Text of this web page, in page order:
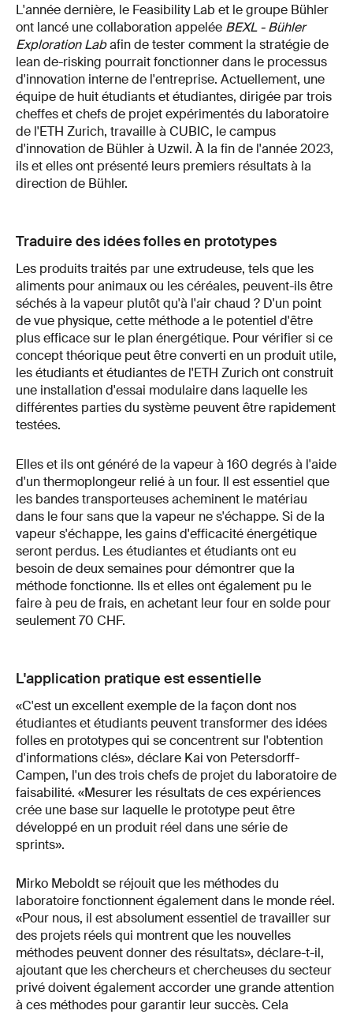
L'année dernière, le Feasibility Lab et le groupe Bühler
ont lancé une collaboration appelée BEXL - Bühler
Exploration Labafin de tester comment la stratégie de
lean de-risking pourrait fonctionner dans le processus
d'innovation interne de l'entreprise. Actuellement, une
équipe de huit étudiants et étudiantes, dirigée par trois
cheffes et chefs de projet expérimentés du laboratoire
de l'ETH Zurich, travaille à CUBIC, le campus
d'innovation de Bühler à Uzwil. À la fin de l'année 2023,
ils et elles ont présenté leurs premiers résultats à la
direction de Bühler.
Traduire des idées folles en prototypes
Les produits traités par une extrudeuse, tels que les
aliments pour animaux ou les céréales, peuvent-ils être
séchés à la vapeur plutôt qu'à l'air chaud ? D'un point
de vue physique, cette méthode a le potentiel d'être
plus efficace sur le plan énergétique. Pour vérifier si ce
concept théorique peut être converti en un produit utile,
les étudiants et étudiantes de l'ETH Zurich ont construit
une installation d'essai modulaire dans laquelle les
différentes parties du système peuvent être rapidement
testées.
Elles et ils ont généré de la vapeur à 160 degrés à l'aide
d'un thermoplongeur relié à un four. Il est essentiel que
les bandes transporteuses acheminent le matériau
dans le four sans que la vapeur ne s'échappe. Si de la
vapeur s'échappe, les gains d'efficacité énergétique
seront perdus. Les étudiantes et étudiants ont eu
besoin de deux semaines pour démontrer que la
méthode fonctionne. Ils et elles ont également pu le
faire à peu de frais, en achetant leur four en solde pour
seulement 70 CHF.
L'application pratique est essentielle
«C'est un excellent exemple de la façon dont nos
étudiantes et étudiants peuvent transformer des idées
folles en prototypes qui se concentrent sur l'obtention
d'informations clés», déclare Kai von Petersdorff-
Campen, l'un des trois chefs de projet du laboratoire de
faisabilité. «Mesurer les résultats de ces expériences
crée une base sur laquelle le prototype peut être
développé en un produit réel dans une série de
sprints».
Mirko Meboldt se réjouit que les méthodes du
laboratoire fonctionnent également dans le monde réel.
«Pour nous, il est absolument essentiel de travailler sur
des projets réels qui montrent que les nouvelles
méthodes peuvent donner des résultats», déclare-t-il,
ajoutant que les chercheurs et chercheuses du secteur
privé doivent également accorder une grande attention
à ces méthodes pour garantir leur succès. Cela